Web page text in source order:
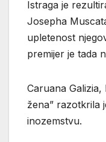
Istraga je
Josepha
upletenost
premijer je tada
Caruana Galizia,
žena” razotkrila
inozemstvu.